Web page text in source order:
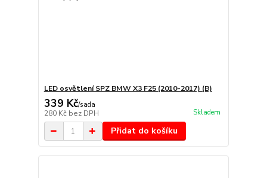
LED osvětlení SPZ BMW X3 F25 (2010-2017) (B)
339 Kč/sada
280 Kč bez DPH Skladem
Přidat do košíku